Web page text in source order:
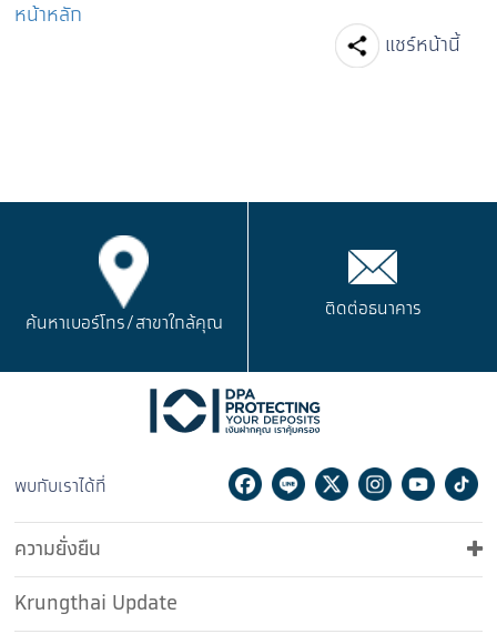
หน้าหลัก
แชร์หน้านี้
Facebook
Line
ค้นหาเบอร์โทร/สาขาใกล้คุณ
ติดต่อธนาคาร
พบกับเราได้ที่ Facebook
LineTwitterInstagram
ความยั่งยืน
Krungthai Update